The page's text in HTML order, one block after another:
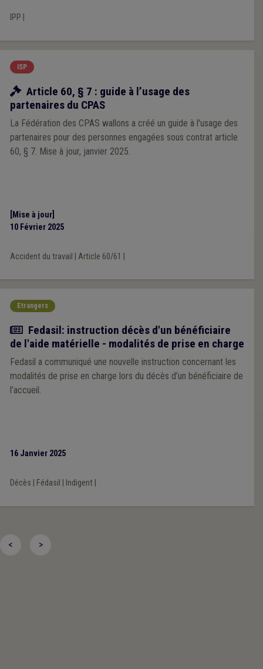
IPP
ISP
Ressources
Article 60, § 7 : guide à l’usage des
partenaires du CPAS
La Fédération des CPAS wallons a créé un guide à l'usage des
partenaires pour des personnes engagées sous contrat article
60, § 7. Mise à jour, janvier 2025.
[Mise à jour]
10 Février 2025
Accident du travail Article 60/61
Etrangers
Actualité
Fedasil: instruction décès d'un bénéficiaire
de l'aide matérielle - modalités de prise en charge
Fedasil a communiqué une nouvelle instruction concernant les
modalités de prise en charge lors du décès d’un bénéficiaire de
l’accueil.
16 Janvier 2025
Décès Fédasil Indigent|
< >